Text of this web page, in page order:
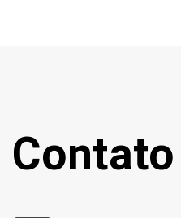
Contato